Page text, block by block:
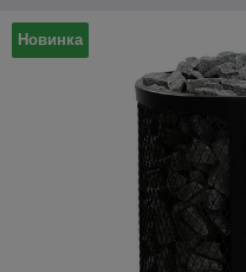
Новинка